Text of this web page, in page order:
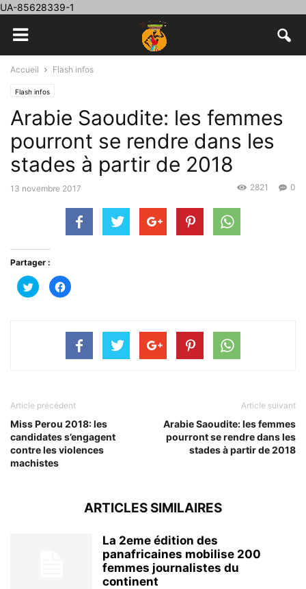
UA-85628339-1
Accueil Flash infos
Flash infos
Arabie Saoudite: les femmes
pourront se rendre dans les
stades à partir de 2018
13 novembre 2017 0
2821
Partager :
Cliquez
pour
partager
Cliquez
pour
une
nouvelle
fenêtre)
Article précédent
Miss Perou 2018: les
candidates s’engagent
contre les violences
machistes
Article suivant
Arabie Saoudite: les femmes
pourront se rendre dans les
stades à partir de 2018
ARTICLES SIMILAIRES
La 2eme édition des
panafricaines mobilise 200
femmes journalistes du
continent